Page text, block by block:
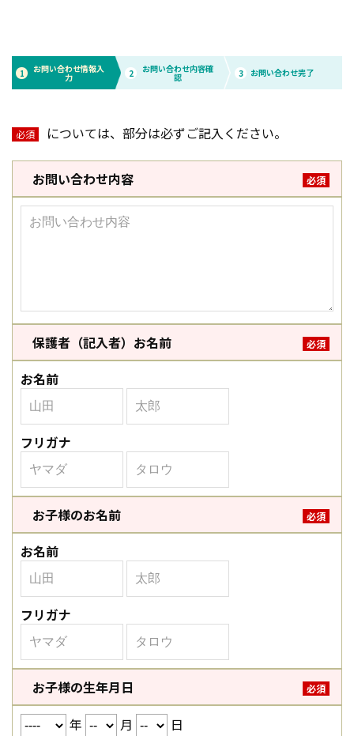
1 お問い合わせ情報入
力 2 お問い合わせ内容確
認 3 お問い合わせ完了
必須 については、部分は必ずご記入ください。
お問い合わせ内容 必須
保護者（記入者）お名前 必須
お名前
フリガナ
お子様のお名前 必須
お名前
フリガナ
お子様の生年月日 必須
年 月 日